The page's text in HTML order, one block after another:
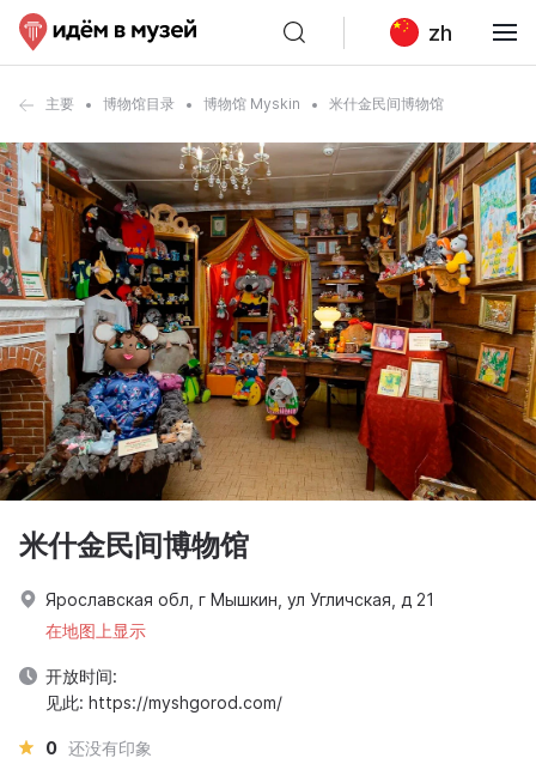
zh
主要 博物馆目录 博物馆 Myskin 米什金民间博物馆
米什金民间博物馆
Ярославская обл, г Мышкин, ул Угличская, д 21
在地图上显示
开放时间:
见此: https://myshgorod.com/
0 还没有印象